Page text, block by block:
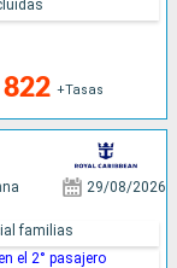
822 +Tasas
29/08/2026
familias
el 2° pasajero